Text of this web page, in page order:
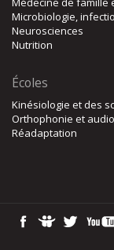
Microbiologie,
Neurosciences
Nutrition
Écoles
Kinésiologie et des
Orthophonie et
Réadaptation